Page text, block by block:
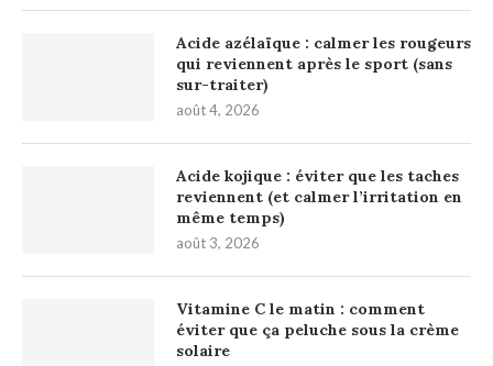
Acide azélaïque : calmer les rougeurs
qui reviennent après le sport (sans
sur-traiter)
août 4, 2026
Acide kojique : éviter que les taches
reviennent (et calmer l’irritation en
même temps)
août 3, 2026
Vitamine C le matin : comment
éviter que ça peluche sous la crème
solaire